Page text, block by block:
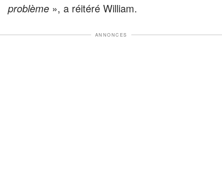
problème », a réitéré William.
ANNONCES